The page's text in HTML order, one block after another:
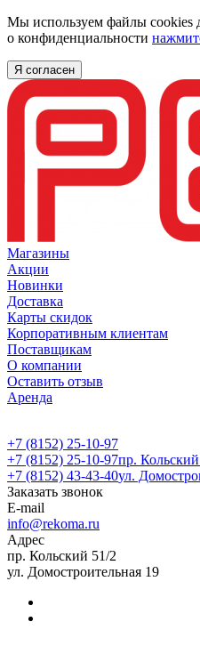
Мы используем файлы cookies
о конфиденциальности
Я согласен
Магазины
Акции
Новинки
Доставка
Карты скидок
Корпоративным клиентам
Поставщикам
О компании
Оставить отзыв
Аренда
+7 (8152) 25-10-97
+7 (8152) 25-10-97пр.
+7 (8152) 43-43-40ул.
Заказать звонок
E-mail
info@rekoma.ru
Адрес
пр. Кольский 51/2
ул. Домостроительная 19